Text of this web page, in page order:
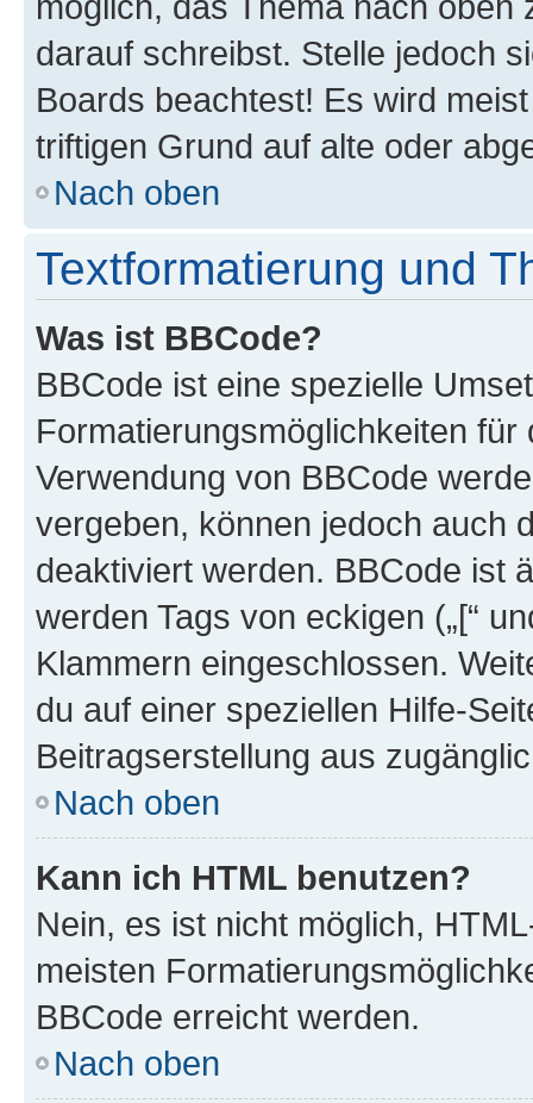
darauf schreibst. Stelle jedoch
Boards beachtest! Es wird
triftigen Grund auf alte oder
Nach oben
Textformatierung und
Was ist BBCode?
BBCode ist eine spezielle
Formatierungsmöglichkeiten
Verwendung von BBCode
vergeben, können jedoch auch
deaktiviert werden. BBCode ist
werden Tags von eckigen („[“
Klammern eingeschlossen.
du auf einer speziellen Hilfe-
Beitragserstellung aus
Nach oben
Kann ich HTML benutzen?
Nein, es ist nicht möglich,
meisten
BBCode erreicht werden.
Nach oben